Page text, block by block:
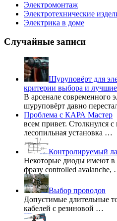
Электромонтаж
Электротехнические
Электрика в доме
Случайные записи
Шуруповёрт для
критерии выбора и
В арсенале современного
шуруповёрт давно
Проблема с КАРА Мастер
всем привет. Столкнулся
лесопильная установка …
Контролируемый
Некоторые диоды имеют в
фразу controlled avalanche,
Выбор проводов
Допустимые длительные
кабелей с резиновой …